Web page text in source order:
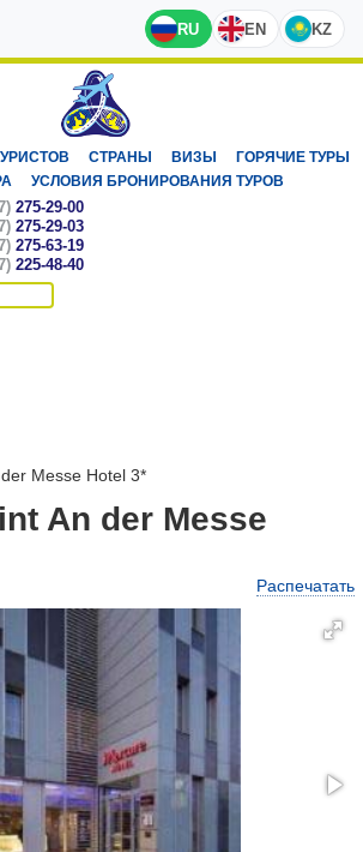
RU EN KZ
СТРАНЫ ВИЗЫ
ГОРЯЧИЕ ТУРЫ
УСЛОВИЯ БРОНИРОВАНИЯ ТУРОВ
275-29-00
275-29-03
275-63-19
225-48-40
Messe Hotel 3*
An der Messe
Распечатать